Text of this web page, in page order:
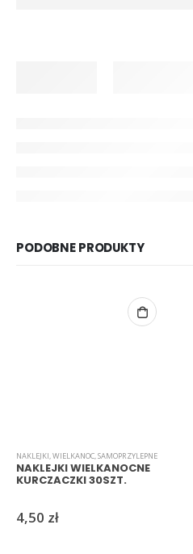
PODOBNE PRODUKTY
NAKLEJKI,WIELKANOC,SAMOPRZYLEPNE
NAKLEJKI WIELKANOCNE
KURCZACZKI 30SZT.
4,50 zł